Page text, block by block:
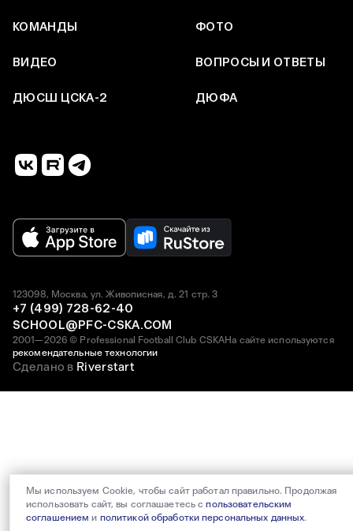
КОМАНДЫ ФОТО
ВИДЕО ВОПРОСЫ И ОТВЕТЫ
ДЮСШ ЦСКА-2 ДЮФА
2001—2026 © Professional Football Club CSKAНа сайте используются
рекомендательные технологии
123098, Москва, ул. Живописная, д. 21 стр. 3
+7 (499) 728-62-40
SCHOOL@PFC-CSKA.COM
Сделано в Riverstart
Мы используем Cookie, чтобы сайт работал правильно. Продолжая
использовать сайт, вы соглашаетесь спользовательским
соглашением и политикой обработки персональных данных.